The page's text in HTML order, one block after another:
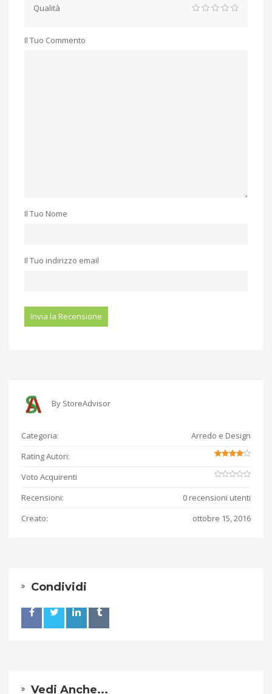
Qualità
Il Tuo Commento
Il Tuo Nome
Il Tuo indirizzo email
By StoreAdvisor
Categoria:
Arredo e Design
Rating Autori:
Voto Acquirenti
Recensioni:
0 recensioni utenti
Creato:
ottobre 15, 2016
Condividi
Vedi Anche...